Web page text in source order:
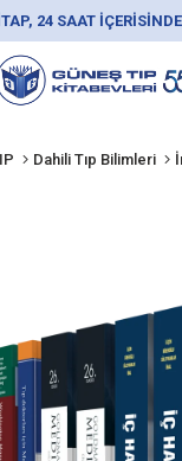
24 SAAT
Dahili Tıp Bilimleri